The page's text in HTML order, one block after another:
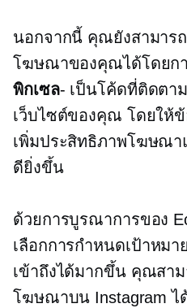
นอกจากนี้ คุณยังสามาร
โฆษณาของคุณได้โดยกา
พิกเซล- เป็นโค้ดที่ติดตา
เว็บไซต์ของคุณ โดยให้
เพิ่มประสิทธิภาพโฆษณา
ดียิ่งขึ้น
ด้วยการบูรณาการของ
เลือกการกำหนดเป้าหม
เข้าถึงได้มากขึ้น คุณสา
โฆษณาบน Instagram ไ